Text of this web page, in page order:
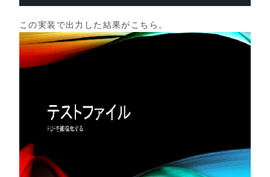
この実装で出力した結果がこちら。